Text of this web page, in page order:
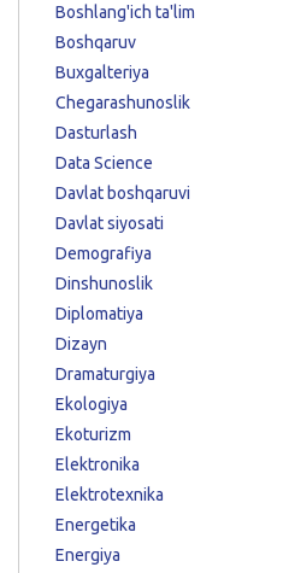
Boshlang'ich ta'lim
Boshqaruv
Buxgalteriya
Chegarashunoslik
Dasturlash
Data Science
Davlat boshqaruvi
Davlat siyosati
Demografiya
Dinshunoslik
Diplomatiya
Dizayn
Dramaturgiya
Ekologiya
Ekoturizm
Elektronika
Elektrotexnika
Energetika
Energiya